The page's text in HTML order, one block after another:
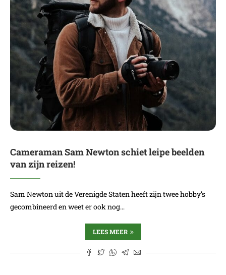
Cameraman Sam Newton schiet leipe beelden
van zijn reizen!
Sam Newton uit de Verenigde Staten heeft zijn twee hobby’s
gecombineerd en weet er ook nog…
LEES MEER